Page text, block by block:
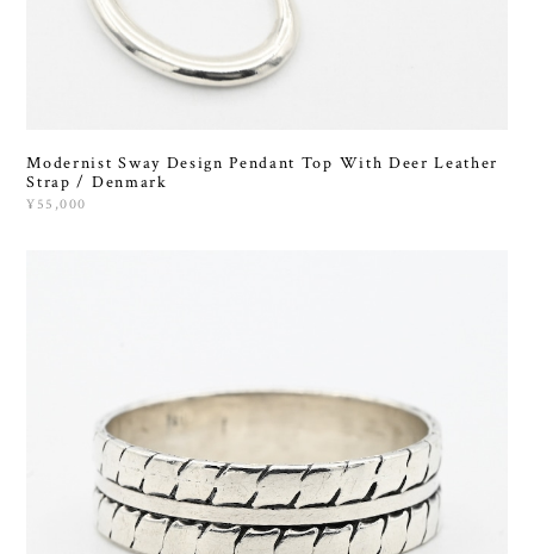
Modernist Sway Design Pendant Top With Deer Leather
Strap / Denmark
¥55,000